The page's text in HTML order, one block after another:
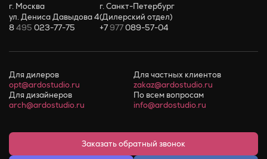
г. Москва
ул. Дениса Давыдова 4
8495 023-77-75
г. Санкт-Петербург
(Дилерский отдел)
+7977089-57-04
Для дилеров
opt@ardostudio.ru
Для частных клиентов
zakaz@ardostudio.ru
Для дизайнеров
arch@ardostudio.ru
По всем вопросам
info@ardostudio.ru
Заказать обратный звонок